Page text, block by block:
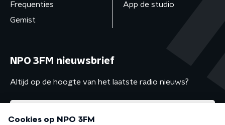
Frequenties
Gemist
App de studio
NPO 3FM nieuwsbrief
Altijd op de hoogte van het laatste radio nieuws?